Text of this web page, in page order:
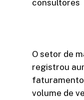
consultores
O setor de
registrou
faturamento
volume de